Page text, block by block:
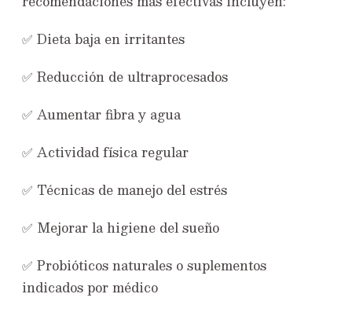
✅ Dieta baja en irritantes
✅ Reducción de ultraprocesados
✅ Aumentar fibra y agua
✅ Actividad física regular
✅ Técnicas de manejo del estrés
✅ Mejorar la higiene del sueño
✅ Probióticos naturales o suplementos
indicados por médico